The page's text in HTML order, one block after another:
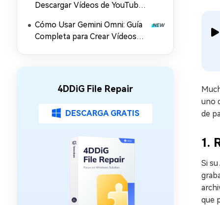
Descargar Vídeos de YouTube
Cómo Usar Gemini Omni: Guía
Completa para Crear Vídeos
4DDiG File Repair
DESCARGA GRATIS
uno
de
1.
Si
que